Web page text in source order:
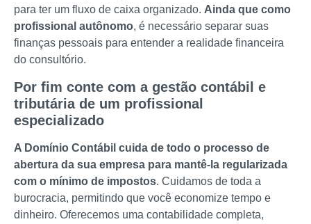
para ter um fluxo de caixa organizado. Ainda que como
profissional autônomo, é necessário separar suas
finanças pessoais para entender a realidade financeira
do consultório.
Por fim conte com a gestão contábil e
tributária de um profissional
especializado
A Domínio Contábil cuida de todo o processo de
abertura da sua empresa para mantê-la regularizada
com o mínimo de impostos. Cuidamos de toda a
burocracia, permitindo que você economize tempo e
dinheiro. Oferecemos uma contabilidade completa,